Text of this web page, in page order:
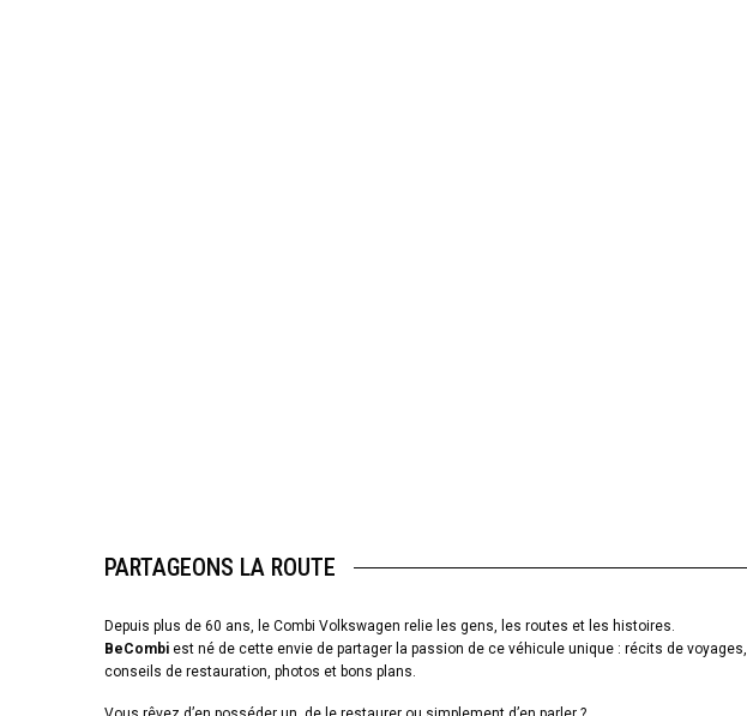
PARTAGEONS LA ROUTE
Depuis plus de 60 ans, le Combi Volkswagen relie les gens, les routes et les histoires.
BeCombi est né de cette envie de partager la passion de ce véhicule unique : récits de voyages,
conseils de restauration, photos et bons plans.